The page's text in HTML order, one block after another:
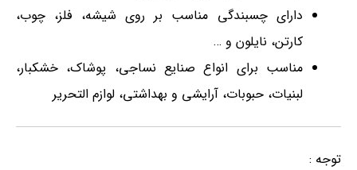
دارای چسبندگی مناسب بر روی شیشه، فلز، چوب،
کارتن، نایلون و …
مناسب برای انواع صنایع نساجی، پوشاک، خشکبار،
لبنیات، حبوبات، آرایشی و بهداشتی، لوازم التحریر
توجه :